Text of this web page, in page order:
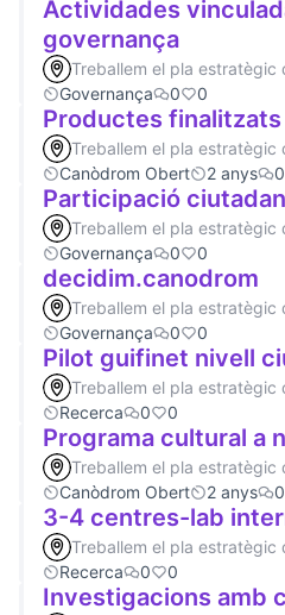
Actividades
governança
Treballem el pla estratègic
Governança
0 0
Productes
Treballem el pla estratègic
Canòdrom Obert
2 anys 0
Participació
Treballem el pla estratègic
Governança
0 0
decidim.canodrom
Treballem el pla estratègic
Governança
0 0
Pilot guifinet nivell
Treballem el pla estratègic
Recerca
0 0
Programa cultural a
Treballem el pla estratègic
Canòdrom Obert
2 anys 0
3-4 centres-lab
Treballem el pla estratègic
Recerca
0 0
Investigacions amb